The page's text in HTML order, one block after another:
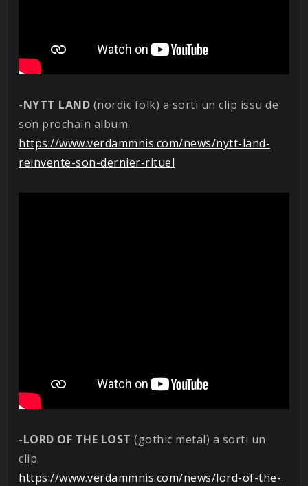
-NYTT LAND (nordic folk) a sorti un clip issu de
son prochain album.
https://www.verdammnis.com/news/nytt-land-
reinvente-son-dernier-rituel
-LORD OF THE LOST (gothic metal) a sorti un
clip.
https://www.verdammnis.com/news/lord-of-the-